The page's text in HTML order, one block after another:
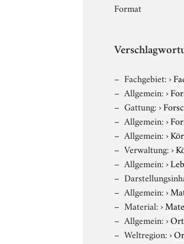
Format
Fachgebiet:›
Allgemein:›
Gattung:›
Allgemein:›
Allgemein:›
Verwaltung:›
Allgemein:›
Allgemein:›
Material:›
Allgemein:›Ort
Weltregion:›